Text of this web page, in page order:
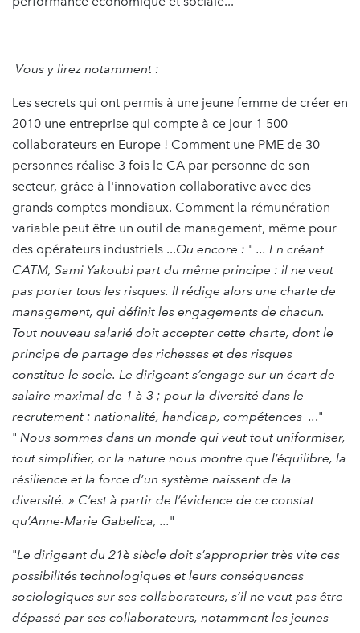
Vous y lirez notamment :
Les secrets qui ont permis à une jeune femme de créer en
2010 une entreprise qui compte à ce jour 1 500
collaborateurs en Europe ! Comment une PME de 30
personnes réalise 3 fois le CA par personne de son
secteur, grâce à l'innovation collaborative avec des
grands comptes mondiaux. Comment la rémunération
variable peut être un outil de management, même pour
des opérateurs industriels ...Ou encore : " ... En créant
CATM, Sami Yakoubi part du même principe : il ne veut
pas porter tous les risques. Il rédige alors une charte de
management, qui définit les engagements de chacun.
Tout nouveau salarié doit accepter cette charte, dont le
principe de partage des richesses et des risques
constitue le socle. Le dirigeant s’engage sur un écart de
salaire maximal de 1 à 3 ; pour la diversité dans le
recrutement : nationalité, handicap, compétences ..."
" Nous sommes dans un monde qui veut tout uniformiser,
tout simplifier, or la nature nous montre que l’équilibre, la
résilience et la force d’un système naissent de la
diversité. » C’est à partir de l’évidence de ce constat
qu’Anne-Marie Gabelica, ..."
"Le dirigeant du 21è siècle doit s’approprier très vite ces
possibilités technologiques et leurs conséquences
sociologiques sur ses collaborateurs, s’il ne veut pas être
dépassé par ses collaborateurs, notamment les jeunes